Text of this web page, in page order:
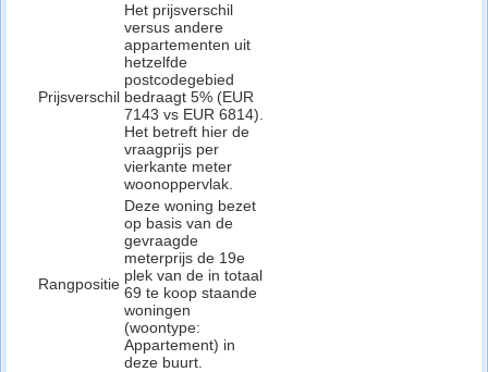
Prijsverschil
Het prijsverschil
versus andere
appartementen uit
hetzelfde
postcodegebied
bedraagt 5% (EUR
7143 vs EUR 6814).
Het betreft hier de
vraagprijs per
vierkante meter
woonoppervlak.
Rangpositie
Deze woning bezet
op basis van de
gevraagde
meterprijs de 19e
plek van de in totaal
69 te koop staande
woningen
(woontype:
Appartement) in
deze buurt.